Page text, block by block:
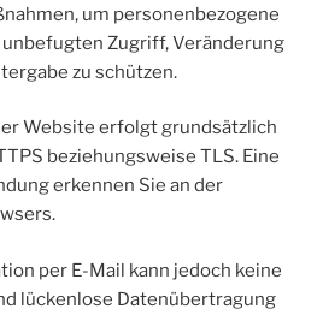
um personenbezogene
Zugriff, Veränderung
zu schützen.
Website erfolgt grundsätzlich
beziehungsweise TLS. Eine
erkennen Sie an der
per E-Mail kann jedoch keine
lückenlose Datenübertragung